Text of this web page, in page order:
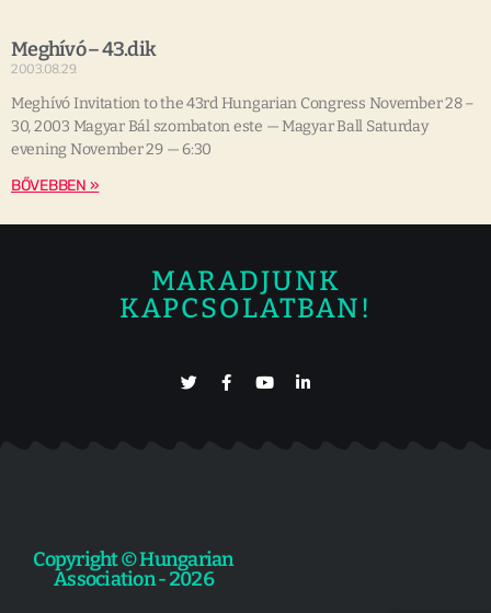
Meghívó – 43.dik
2003.08.29.
Meghívó Invitation to the 43rd Hungarian Congress November 28 –
30, 2003 Magyar Bál szombaton este — Magyar Ball Saturday
evening November 29 — 6:30
BŐVEBBEN »
MARADJUNK
KAPCSOLATBAN!
Copyright © Hungarian
Association - 2026